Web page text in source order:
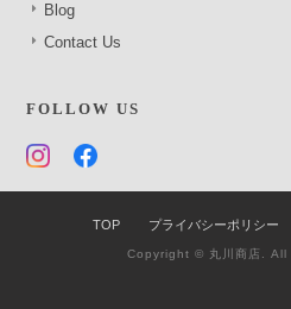
Blog
Contact Us
FOLLOW US
TOP プライバシーポリシー
Copyright © 丸川商店.